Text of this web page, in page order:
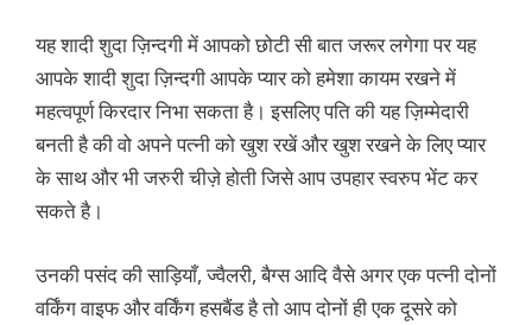
यह शादी शुदा ज़िन्दगी में आपको छोटी सी बात जरूर लगेगा पर यह
आपके शादी शुदा ज़िन्दगी आपके प्यार को हमेशा कायम रखने में
महत्वपूर्ण किरदार निभा सकता है। इसलिए पति की यह ज़िम्मेदारी
बनती है की वो अपने पत्नी को खुश रखें और खुश रखने के लिए प्यार
के साथ और भी जरुरी चीज़े होती जिसे आप उपहार स्वरुप भेंट कर
सकते है।
उनकी पसंद की साड़ियाँ, ज्वैलरी, बैग्स आदि वैसे अगर एक पत्नी दोनों
वर्किंग वाइफ और वर्किंग हसबैंड है तो आप दोनों ही एक दूसरे को